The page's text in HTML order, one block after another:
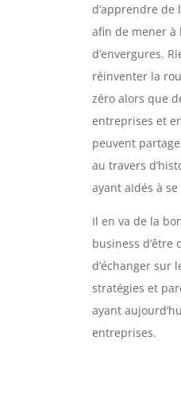
d’apprendre de
afin de mener à
d’envergures.
réinventer la
zéro alors que
entreprises et
peuvent
au travers
ayant aidés à
Il en va de la
business d’être
d’échanger sur
stratégies et
ayant
entreprises.